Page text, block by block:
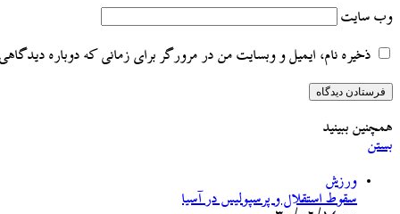
وب‌ سایت
ذخیره نام، ایمیل و وبسایت من در مرورگر برای زمانی که دوباره
همچنین ببینید
بستن
ورزش
سقوط استقلال و پرسپولیس در آسیا